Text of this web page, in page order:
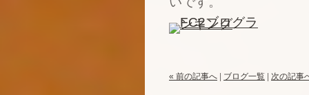
« 前の記事へ ブログ一覧 次の記事